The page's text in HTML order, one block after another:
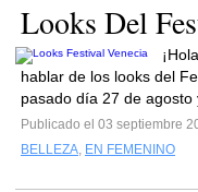
Looks Del
hablar de los looks del
pasado día 27 de agosto
Publicado el 03 septiembre
BELLEZA, EN FEMENINO